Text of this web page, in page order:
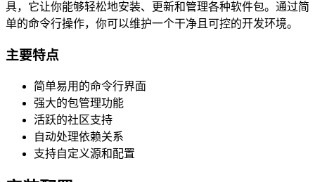
具，它让你能够轻松地安装、更新和管理各种软件包。通过简
单的命令行操作，你可以维护一个干净且可控的开发环境。
主要特点
简单易用的命令行界面
强大的包管理功能
活跃的社区支持
自动处理依赖关系
支持自定义源和配置